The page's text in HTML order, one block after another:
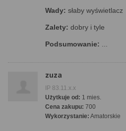
Wady: słaby wyświetlacz
Zalety: dobry i tyle
Podsumowanie:
zuza
IP 83.11.x.x
Użytkuje od: 1 mies.
Cena zakupu: 700
Wykorzystanie: Amatorskie